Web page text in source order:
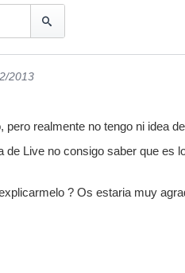
2013
pero realmente no tengo ni idea
de Live no consigo saber que es
? Os estaria muy